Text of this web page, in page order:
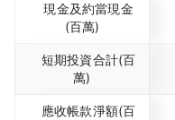
現金及約當現金
(百萬)
短期投資合計(百
萬)
應收帳款淨額(百